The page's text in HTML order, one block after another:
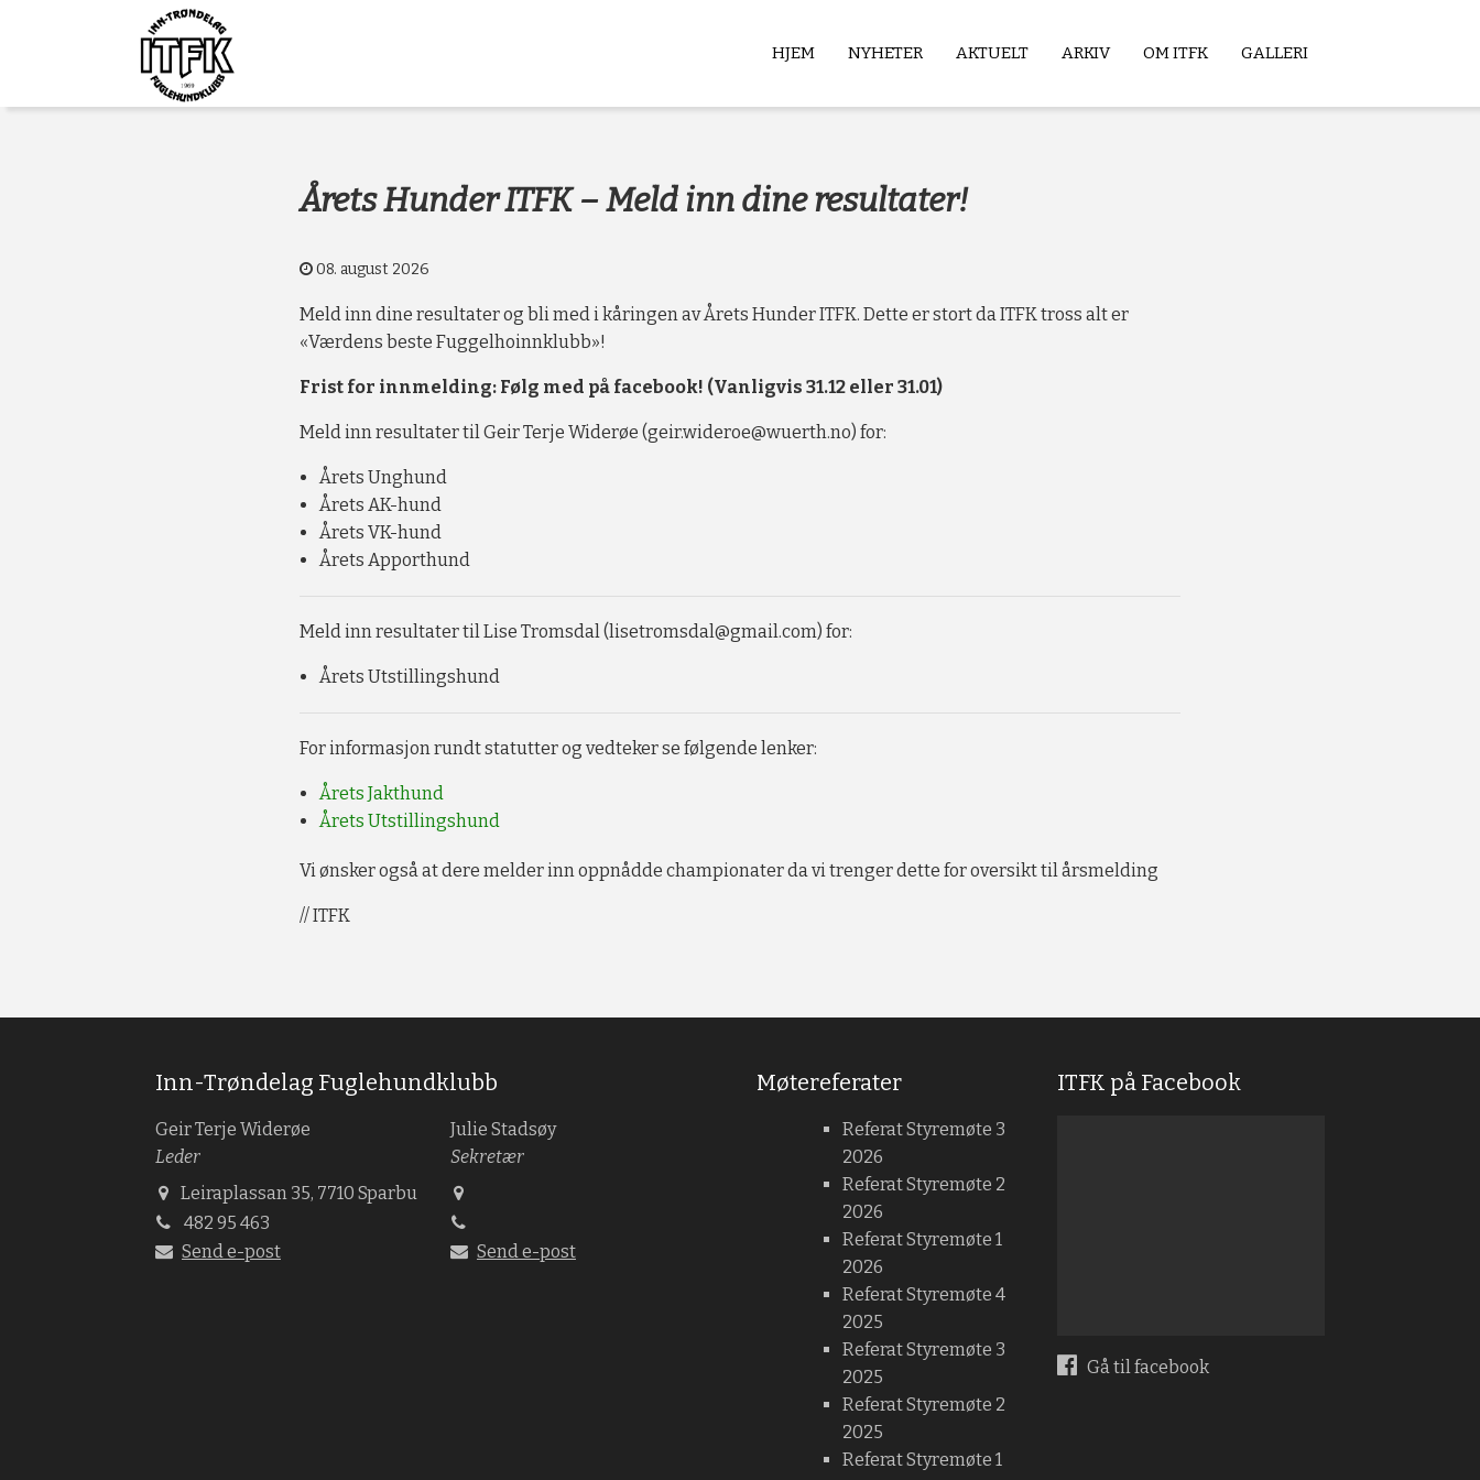
Inn-
Trøndelag
Fuglehundklubb
HJEM NYHETER AKTUELT ARKIV OM ITFK GALLERI
Årets Hunder ITFK – Meld inn dine resultater!
08. august 2026
Meld inn dine resultater og bli med i kåringen av Årets Hunder ITFK. Dette er stort da ITFK tross alt er
«Værdens beste Fuggelhoinnklubb»!
Frist for innmelding: Følg med på facebook! (Vanligvis 31.12 eller 31.01)
Meld inn resultater til Geir Terje Widerøe (geir.wideroe@wuerth.no) for:
Årets Unghund
Årets AK-hund
Årets VK-hund
Årets Apporthund
Meld inn resultater til Lise Tromsdal (lisetromsdal@gmail.com) for:
Årets Utstillingshund
For informasjon rundt statutter og vedteker se følgende lenker:
Årets Jakthund
Årets Utstillingshund
Vi ønsker også at dere melder inn oppnådde championater da vi trenger dette for oversikt til årsmelding
// ITFK
Inn-Trøndelag Fuglehundklubb
Geir Terje Widerøe
Leder
Leiraplassan 35, 7710 Sparbu
482 95 463
Send e-post
Julie Stadsøy
Sekretær
Send e-post
Møtereferater
Referat Styremøte 3
2026
Referat Styremøte 2
2026
Referat Styremøte 1
2026
Referat Styremøte 4
2025
Referat Styremøte 3
2025
Referat Styremøte 2
2025
Referat Styremøte 1
ITFK på Facebook
Gå til facebook